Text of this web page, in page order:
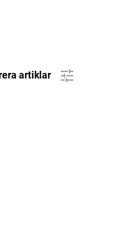
artiklar